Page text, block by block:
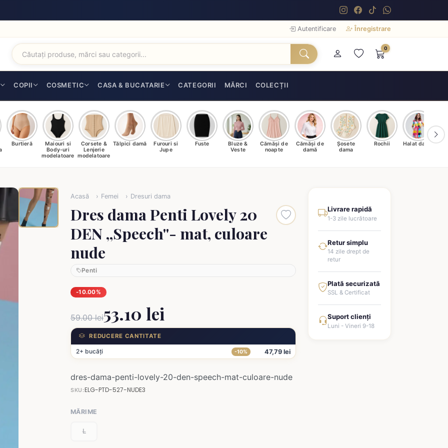
Autentificare Înregistrare
0
COPII COSMETIC CASA & BUCATARIE CATEGORII MĂRCI COLECȚII
Burtieră
Maiouri si
Body-uri
modelatoare
Corsete &
Lenjerie
modelatoare
Tălpici damă
Furouri si
Jupe
Fuste
Bluze &
Veste
Cămăși de
noapte
Cămăși de
damă
Șosete
dama
Rochii Halat damă
Acasă Femei Dresuri dama
Dres dama Penti Lovely 20
DEN ,,Speech''- mat, culoare
nude
Penti
-10.00%
59.00 lei53.10 lei
REDUCERE CANTITATE
2+ bucăți -10% 47,79 lei
dres-dama-penti-lovely-20-den-speech-mat-culoare-nude
SKU:ELG-PTD-527-NUDE3
MĂRIME
L
Livrare rapidă
1-3 zile lucrătoare
Retur simplu
14 zile drept de
retur
Plată securizată
SSL & Certificat
Suport clienți
Luni - Vineri 9-18